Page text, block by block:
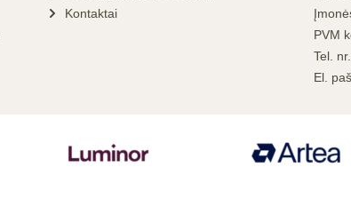
Kontaktai
PVM
Tel.
El.